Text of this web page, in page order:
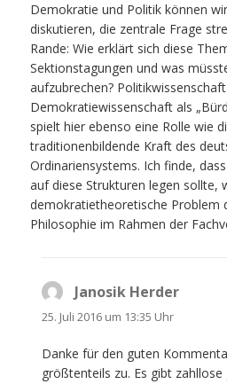
Demokratie und Politik können
diskutieren, die zentrale Frage
Rande: Wie erklärt sich diese
Sektionstagungen und was
aufzubrechen?
Demokratiewissenschaft als
spielt hier ebenso eine Rolle wie
traditionenbildende Kraft des
Ordinariensystems. Ich finde,
auf diese Strukturen legen sollte,
demokratietheoretische Problem
Philosophie im Rahmen der
Janosik Herder
25. Juli 2016 um 13:35 Uhr
Danke für den guten
größtenteils zu. Es gibt